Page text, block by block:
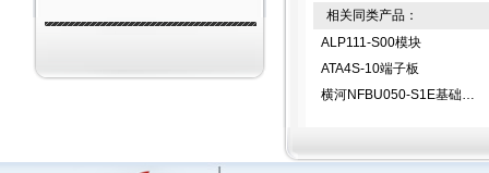
相关同类产品：
ALP111-S00模块
ATA4S-10端子板
横河NFBU050-S1E基础模块